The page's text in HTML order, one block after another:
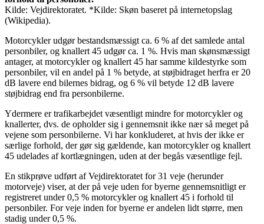
Kilde: Vejdirektoratet. *Kilde: Skøn baseret på internetopslag
(Wikipedia).
Motorcykler udgør bestandsmæssigt ca. 6 % af det samlede antal
personbiler, og knallert 45 udgør ca. 1 %. Hvis man skønsmæssigt
antager, at motorcykler og knallert 45 har samme kildestyrke som
personbiler, vil en andel på 1 % betyde, at støjbidraget herfra er 20
dB lavere end bilernes bidrag, og 6 % vil betyde 12 dB lavere
støjbidrag end fra personbilerne.
Ydermere er trafikarbejdet væsentligt mindre for motorcykler og
knallerter, dvs. de opholder sig i gennemsnit ikke nær så meget på
vejene som personbilerne. Vi har konkluderet, at hvis der ikke er
særlige forhold, der gør sig gældende, kan motorcykler og knallert
45 udelades af kortlægningen, uden at der begås væsentlige fejl.
En stikprøve udført af Vejdirektoratet for 31 veje (herunder
motorveje) viser, at der på veje uden for byerne gennemsnitligt er
registreret under 0,5 % motorcykler og knallert 45 i forhold til
personbiler. For veje inden for byerne er andelen lidt større, men
stadig under 0,5 %.